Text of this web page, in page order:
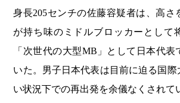
身長205センチの佐藤容疑者は、高さ
が持ち味のミドルブロッカーとして
「次世代の大型MB」として日本代表
いた。男子日本代表は目前に迫る国際
い状況下での再出発を余儀なくされて